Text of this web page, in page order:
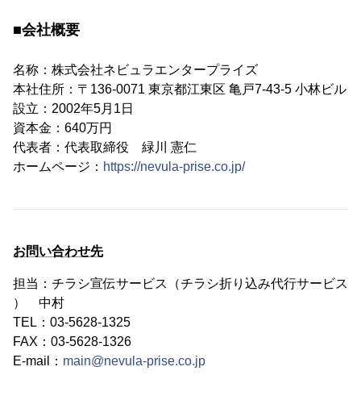
■会社概要
名称：株式会社ネビュラエンタープライズ
本社住所：〒136-0071 東京都江東区 亀戸7-43-5 小林ビル
設立：2002年5月1日
資本金：640万円
代表者：代表取締役 緑川 憲仁
ホームページ： https://nevula-prise.co.jp/
お問い合わせ先
担当：チラシ宣伝サービス（チラシ折り込み代行サービス
） 中村
TEL：03-5628-1325
FAX：03-5628-1326
E-mail： main@nevula-prise.co.jp